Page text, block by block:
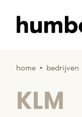
home • bedrijven
KLM